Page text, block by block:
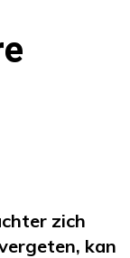
zich
kan